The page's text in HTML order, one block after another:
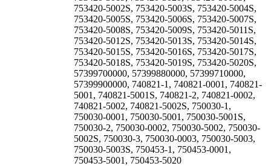
753420-5002S, 753420-5003S, 753420-5004S,
753420-5005S, 753420-5006S, 753420-5007S,
753420-5008S, 753420-5009S, 753420-5011S,
753420-5012S, 753420-5013S, 753420-5014S,
753420-5015S, 753420-5016S, 753420-5017S,
753420-5018S, 753420-5019S, 753420-5020S,
57399700000, 57399880000, 57399710000,
57399900000, 740821-1, 740821-0001, 740821-
5001, 740821-5001S, 740821-2, 740821-0002,
740821-5002, 740821-5002S, 750030-1,
750030-0001, 750030-5001, 750030-5001S,
750030-2, 750030-0002, 750030-5002, 750030-
5002S, 750030-3, 750030-0003, 750030-5003,
750030-5003S, 750453-1, 750453-0001,
750453-5001, 750453-5020